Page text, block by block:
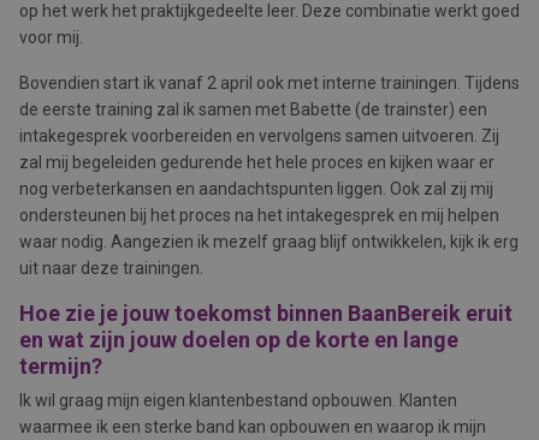
op het werk het praktijkgedeelte leer. Deze combinatie werkt goed
voor mij.
Bovendien start ik vanaf 2 april ook met interne trainingen. Tijdens
de eerste training zal ik samen met Babette (de trainster) een
intakegesprek voorbereiden en vervolgens samen uitvoeren. Zij
zal mij begeleiden gedurende het hele proces en kijken waar er
nog verbeterkansen en aandachtspunten liggen. Ook zal zij mij
ondersteunen bij het proces na het intakegesprek en mij helpen
waar nodig. Aangezien ik mezelf graag blijf ontwikkelen, kijk ik erg
uit naar deze trainingen.
Hoe zie je jouw toekomst binnen BaanBereik eruit
en wat zijn jouw doelen op de korte en lange
termijn?
Ik wil graag mijn eigen klantenbestand opbouwen. Klanten
waarmee ik een sterke band kan opbouwen en waarop ik mijn